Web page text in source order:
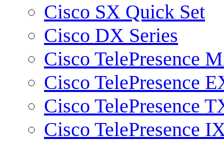
Cisco SX Quick Set
Cisco DX Series
Cisco TelePresence
Cisco TelePresence
Cisco TelePresence
Cisco TelePresence